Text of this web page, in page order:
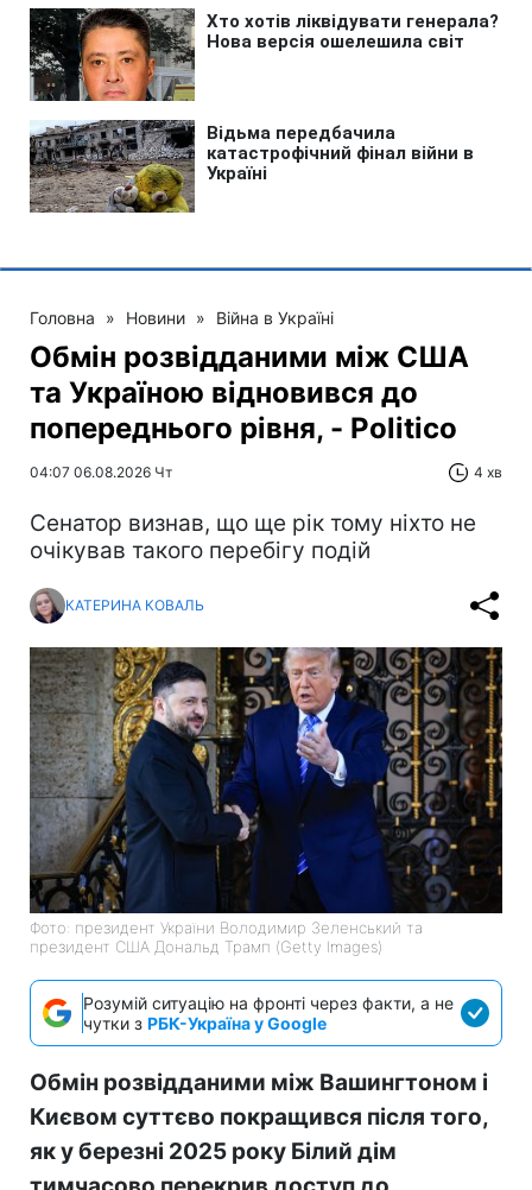
Головна » Новини » Війна в Україні
Обмін розвідданими між США
та Україною відновився до
попереднього рівня, - Politico
04:07 06.08.2026 Чт 4 хв
Сенатор визнав, що ще рік тому ніхто не
очікував такого перебігу подій
КАТЕРИНА КОВАЛЬ
Фото: президент України Володимир Зеленський та
президент США Дональд Трамп (Getty Images)
Розумій ситуацію на фронті через факти, а не
чутки з РБК-Україна у Google
Обмін розвідданими між Вашингтоном і
Києвом суттєво покращився після того,
як у березні 2025 року Білий дім